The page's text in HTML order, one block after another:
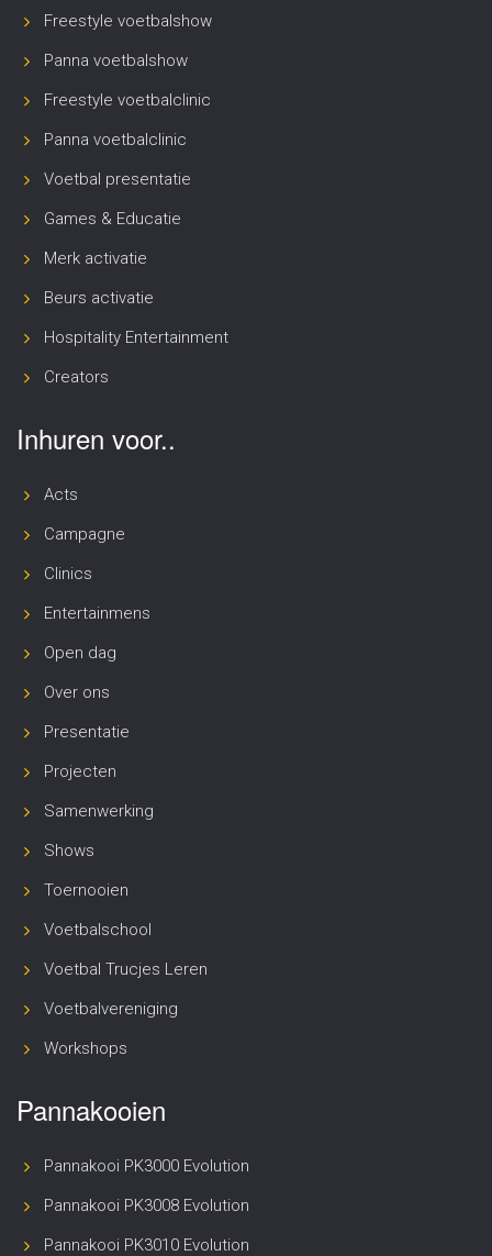
Freestyle voetbalshow
Panna voetbalshow
Freestyle voetbalclinic
Panna voetbalclinic
Voetbal presentatie
Games & Educatie
Merk activatie
Beurs activatie
Hospitality Entertainment
Creators
Inhuren voor..
Acts
Campagne
Clinics
Entertainmens
Open dag
Over ons
Presentatie
Projecten
Samenwerking
Shows
Toernooien
Voetbalschool
Voetbal Trucjes Leren
Voetbalvereniging
Workshops
Pannakooien
Pannakooi PK3000 Evolution
Pannakooi PK3008 Evolution
Pannakooi PK3010 Evolution